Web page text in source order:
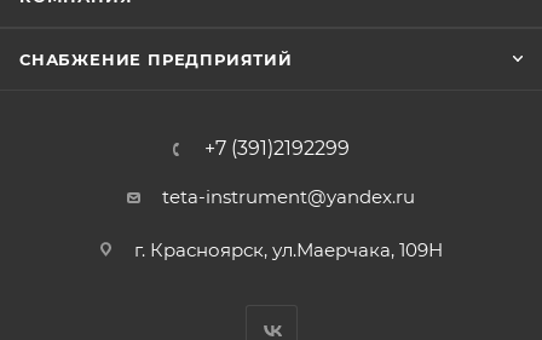
СНАБЖЕНИЕ ПРЕДПРИЯТИЙ
+7 (391)2192299
teta-instrument@yandex.ru
г. Красноярск, ул.Маерчака, 109Н